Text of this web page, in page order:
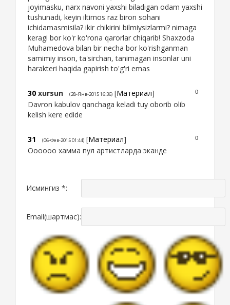
joyimasku, narx navoni yaxshi biladigan odam yaxshi
tushunadi, keyin iltimos raz biron sohani
ichidamasmisila? ikir chikirini bilmiysizlarmi? nimaga
keragi bor ko'r ko'rona qarorlar chiqarib! Shaxzoda
Muhamedova bilan bir necha bor ko'rishganman
samimiy inson, ta'sirchan, tanimagan insonlar uni
harakteri haqida gapirish to'g'ri emas
0
30 xursun (28-Янв-2015 16:36) [Материал]
Davron kabulov qanchaga keladi tuy oborib olib
kelish kere edide
0
31 (06-Фев-2015 01:44) [Материал]
Оооооо хамма пул артистларда эканде
Исмингиз *:
Email(шартмас):